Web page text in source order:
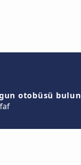
otobüsü bulun